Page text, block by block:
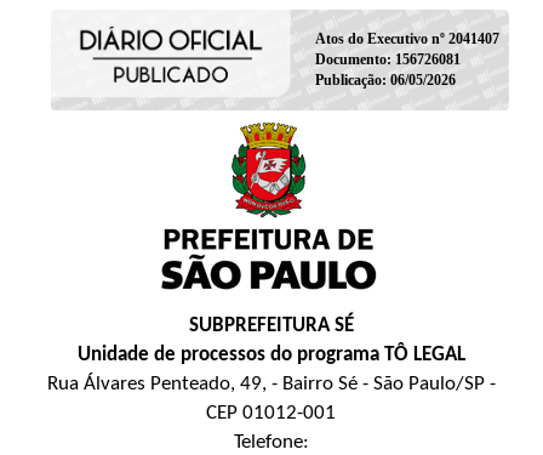
Atos do Executivo nº 2041407
Documento: 156726081
Publicação: 06/05/2026
SUBPREFEITURA SÉ
Unidade de processos do programa TÔ LEGAL
Rua Álvares Penteado, 49, - Bairro Sé - São Paulo/SP -
CEP 01012-001
Telefone: